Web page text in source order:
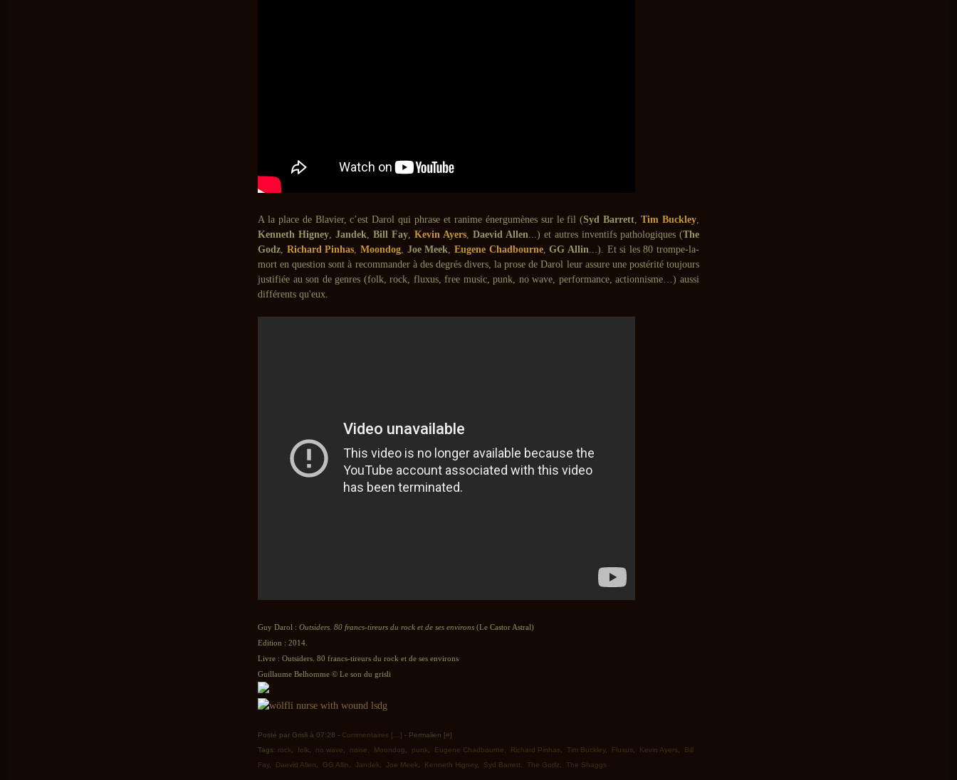
A la place de Blavier, c’est Darol qui phrase et ranime énergumènes sur le fil (Syd Barrett,Tim Buckley,
Kenneth Higney, Jandek, Bill Fay, Kevin Ayers, Daevid Allen...) et autres inventifs pathologiques (The
Godz, Richard Pinhas, Moondog, Joe Meek, Eugene Chadbourne,GG Allin...). Et si les 80 trompe-la-
mort en question sont à recommander à des degrés divers, la prose de Darol leur assure une postérité toujours
justifiée au son de genres (folk, rock, fluxus, free music, punk, no wave, performance, actionnisme…) aussi
différents qu'eux.
Guy Darol : Outsiders. 80 francs-tireurs du rock et de ses environs (Le Castor Astral)
Edition : 2014.
Livre : Outsiders. 80 francs-tireurs du rock et de ses environs
Guillaume Belhomme © Le son du grisli
Posté par Grisli à 07:28 - Commentaires [ ] - Permalien [#]
Tags: rock folk no wave noise Moondog punk Eugene Chadbourne Richard Pinhas Tim Buckley, Fluxus Kevin Ayers
Bill
Fay, Daevid Allen GG Allin Jandek Joe Meek Kenneth Higney, Syd Barrett The Godz The Shaggs